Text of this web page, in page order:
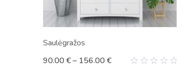
Saulėgražos
90.00 €– 156.00 €